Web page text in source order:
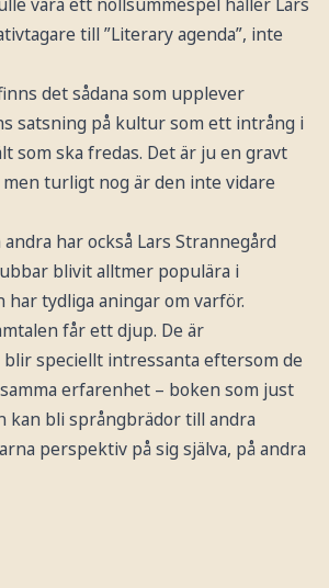
till ”Literary agenda”, inte
det sådana som upplever
satsning på kultur som ett intrång i
som ska fredas. Det är ju en gravt
turligt nog är den inte vidare
har också Lars Strannegård
blivit alltmer populära i
har tydliga aningar om varför.
får ett djup. De är
blir speciellt intressanta eftersom de
erfarenhet – boken som just
kan bli språngbrädor till andra
perspektiv på sig själva, på andra